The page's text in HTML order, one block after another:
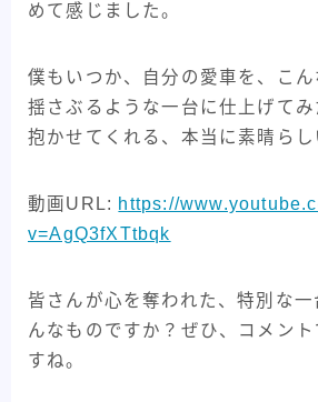
めて感じました。
僕もいつか、自分の愛車を、こ
揺さぶるような一台に仕上げて
抱かせてくれる、本当に素晴らし
動画URL: https://
v=AgQ3fXTtbqk
皆さんが心を奪われた、特別な
んなものですか？ぜひ、コメン
すね。